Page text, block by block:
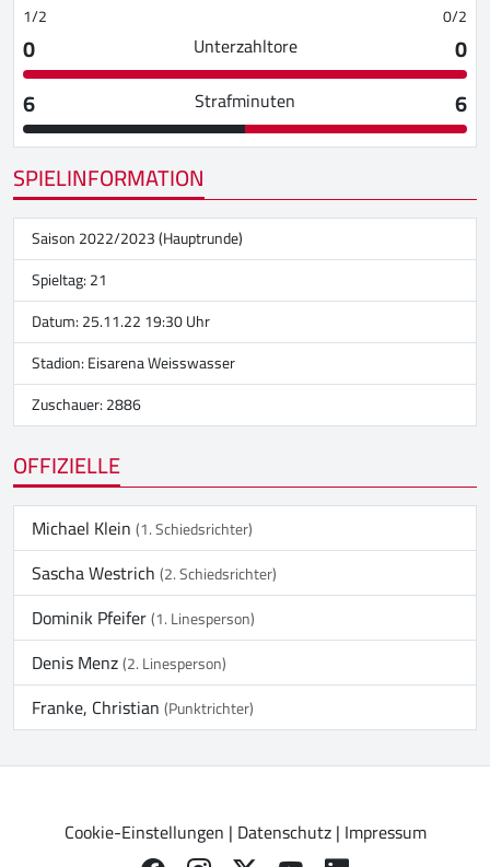
1/2 0/2
0 Unterzahltore
0
6
Strafminuten
6
SPIELINFORMATION
Saison 2022/2023 (Hauptrunde)
Spieltag: 21
Datum: 25.11.22 19:30 Uhr
Stadion:Eisarena Weisswasser
Zuschauer: 2886
OFFIZIELLE
Michael Klein(1. Schiedsrichter)
Sascha Westrich(2. Schiedsrichter)
Dominik Pfeifer(1. Linesperson)
Denis Menz(2. Linesperson)
Franke, Christian(Punktrichter)
Cookie-Einstellungen | Datenschutz| Impressum